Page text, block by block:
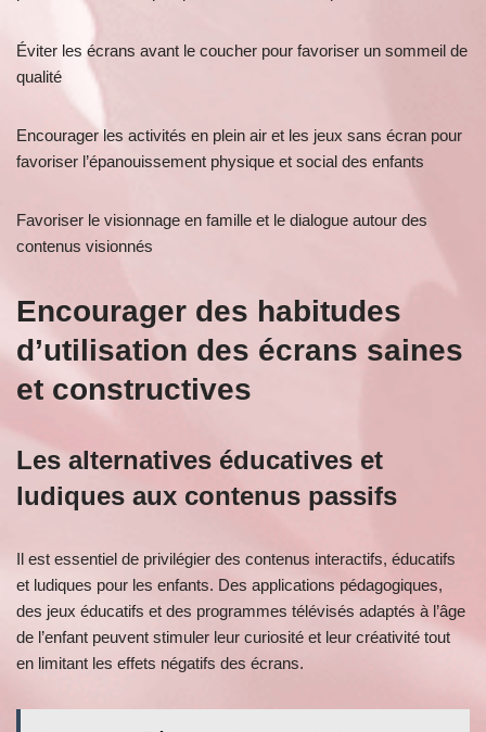
Éviter les écrans avant le coucher pour favoriser un sommeil de
qualité
Encourager les activités en plein air et les jeux sans écran pour
favoriser l’épanouissement physique et social des enfants
Favoriser le visionnage en famille et le dialogue autour des
contenus visionnés
Encourager des habitudes
d’utilisation des écrans saines
et constructives
Les alternatives éducatives et
ludiques aux contenus passifs
Il est essentiel de privilégier des contenus interactifs, éducatifs
et ludiques pour les enfants. Des applications pédagogiques,
des jeux éducatifs et des programmes télévisés adaptés à l’âge
de l’enfant peuvent stimuler leur curiosité et leur créativité tout
en limitant les effets négatifs des écrans.